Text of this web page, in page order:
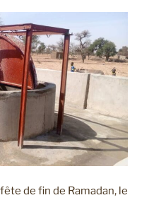
de fin de Ramadan, le